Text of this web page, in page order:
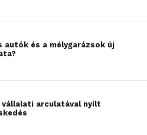
autók és a mélygarázsok új
vállalati arculatával nyílt